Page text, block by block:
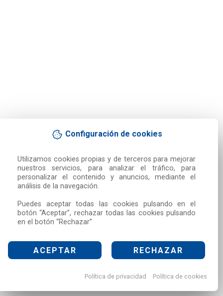
Configuración de cookies
Utilizamos cookies propias y de terceros para mejorar
nuestros servicios, para analizar el tráfico, para
personalizar el contenido y anuncios, mediante el
análisis de la navegación.
Puedes aceptar todas las cookies pulsando en el
botón “Aceptar”, rechazar todas las cookies pulsando
en el botón “Rechazar”
ACEPTAR RECHAZAR
Política de privacidad Política de cookies